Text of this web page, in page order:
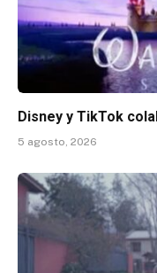
Disney y TikTok
5 agosto, 2026